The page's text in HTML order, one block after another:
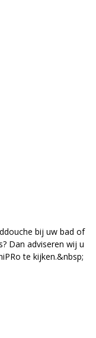
bij uw bad of
Dan adviseren wij u
te kijken.&nbsp;